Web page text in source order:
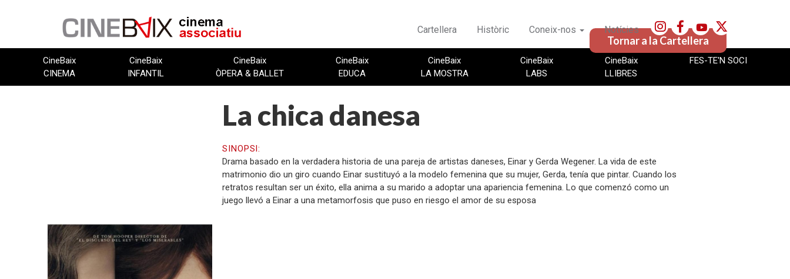
Cartellera Històric Coneix-nos Notícies
CineBaix
CINEMA
CineBaix
INFANTIL
CineBaix
ÒPERA & BALLET
CineBaix
EDUCA
CineBaix
LA MOSTRA
CineBaix
LABS
CineBaix
LLIBRES
FES-TE'N SOCI
La chica danesa
Tornar a la Cartellera
FITXA TÈCNICA
Direcció:
Tom Hooper
SINOPSI:
Drama basado en la verdadera historia de una pareja de artistas daneses, Einar y Gerda Wegener. La vida de este
matrimonio dio un giro cuando Einar sustituyó a la modelo femenina que su mujer, Gerda, tenía que pintar. Cuando los
retratos resultan ser un éxito, ella anima a su marido a adoptar una apariencia femenina. Lo que comenzó como un
juego llevó a Einar a una metamorfosis que puso en riesgo el amor de su esposa